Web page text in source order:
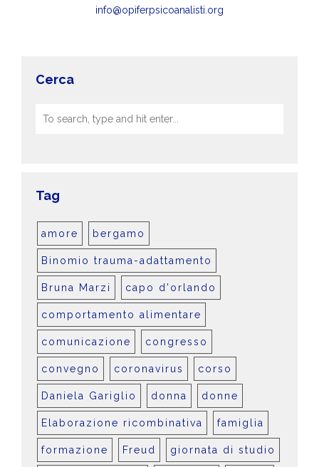
info@opiferpsicoanalisti.org
Cerca
Tag
amore bergamo
Binomio trauma-adattamento
Bruna Marzi capo d'orlando
comportamento alimentare
comunicazione congresso
convegno coronavirus corso
Daniela Gariglio donna donne
Elaborazione ricombinativa famiglia
formazione Freud giornata di studio